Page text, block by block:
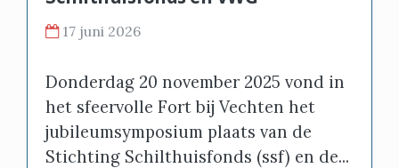
17 juni 2026
Donderdag 20 november 2025 vond in
het sfeervolle Fort bij Vechten het
jubileumsymposium plaats van de
Stichting Schilthuisfonds (ssf) en de...